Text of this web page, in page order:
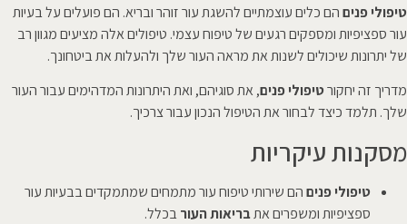
טיפולי פניםהם כלים עוצמתיים להשגת עור זוהר ובריא. הם פועלים על בעיות
עור ספציפיות ומספקים רגעים של טיפוח עצמי. טיפולים אלה מציעים מגוון רב
של יתרונות שיכולים לשנות את מראה העור שלך ולהעלות את ביטחונך.
מדריך זה יחקורטיפולי פנים, את סוגיהם, ואת היתרונות המדהימים עבור העור
שלך. תלמד כיצד לבחור את הטיפול הנכון עבור צרכיך.
מסקנות עיקריות
טיפולי פניםהם שירותי טיפוח עור מתמחים שמתמקדים בבעיות עור
ספציפיות ומשפרים אתבריאות העורבכלל.